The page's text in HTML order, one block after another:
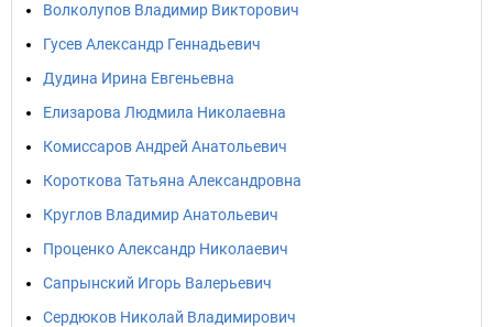
Волколупов Владимир Викторович
Гусев Александр Геннадьевич
Дудина Ирина Евгеньевна
Елизарова Людмила Николаевна
Комиссаров Андрей Анатольевич
Короткова Татьяна Александровна
Круглов Владимир Анатольевич
Проценко Александр Николаевич
Сапрынский Игорь Валерьевич
Сердюков Николай Владимирович